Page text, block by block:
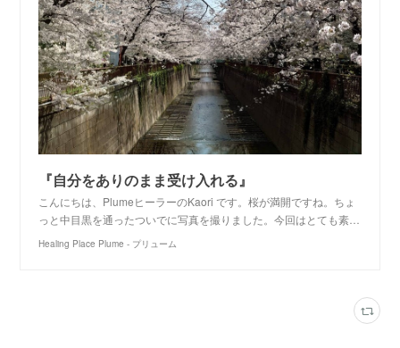
『自分をありのまま受け入れる』
こんにちは、PlumeヒーラーのKaori です。桜が満開ですね。ちょ
っと中目黒を通ったついでに写真を撮りました。今回はとても素…
Healing Place Plume - プリューム